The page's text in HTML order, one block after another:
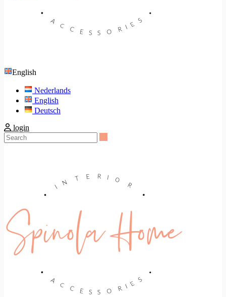
English
Nederlands
English
Deutsch
login